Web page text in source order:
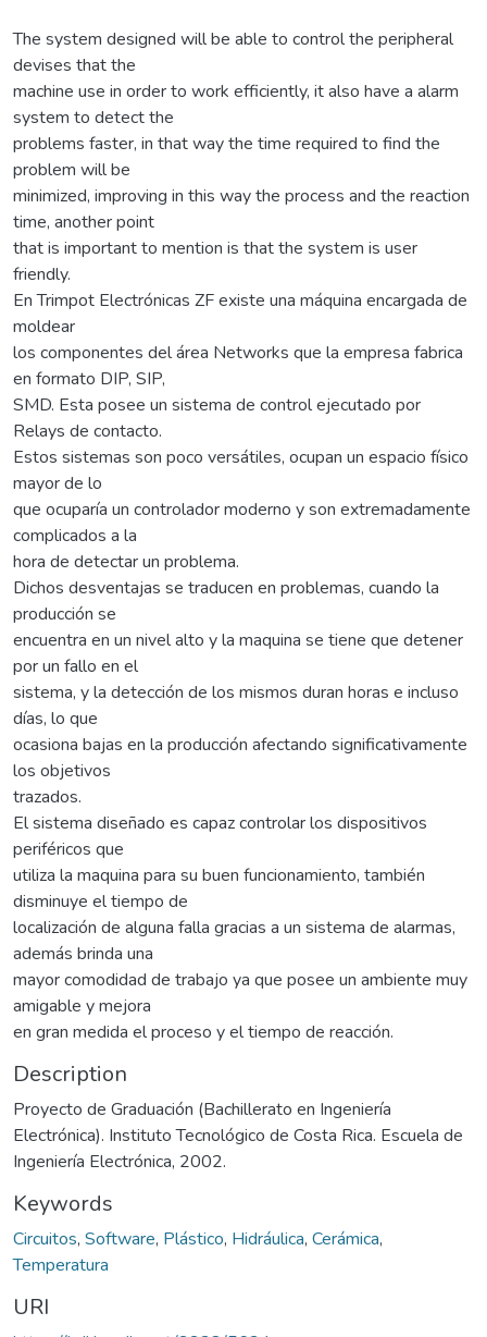
The system designed will be able to control the peripheral
devises that the
machine use in order to work efficiently, it also have a alarm
system to detect the
problems faster, in that way the time required to find the
problem will be
minimized, improving in this way the process and the reaction
time, another point
that is important to mention is that the system is user
friendly.
En Trimpot Electrónicas ZF existe una máquina encargada de
moldear
los componentes del área Networks que la empresa fabrica
en formato DIP, SIP,
SMD. Esta posee un sistema de control ejecutado por
Relays de contacto.
Estos sistemas son poco versátiles, ocupan un espacio físico
mayor de lo
que ocuparía un controlador moderno y son extremadamente
complicados a la
hora de detectar un problema.
Dichos desventajas se traducen en problemas, cuando la
producción se
encuentra en un nivel alto y la maquina se tiene que detener
por un fallo en el
sistema, y la detección de los mismos duran horas e incluso
días, lo que
ocasiona bajas en la producción afectando significativamente
los objetivos
trazados.
El sistema diseñado es capaz controlar los dispositivos
periféricos que
utiliza la maquina para su buen funcionamiento, también
disminuye el tiempo de
localización de alguna falla gracias a un sistema de alarmas,
además brinda una
mayor comodidad de trabajo ya que posee un ambiente muy
amigable y mejora
en gran medida el proceso y el tiempo de reacción.
Description
Proyecto de Graduación (Bachillerato en Ingeniería
Electrónica). Instituto Tecnológico de Costa Rica. Escuela de
Ingeniería Electrónica, 2002.
Keywords
Circuitos, Software, Plástico, Hidráulica, Cerámica,
Temperatura
URI